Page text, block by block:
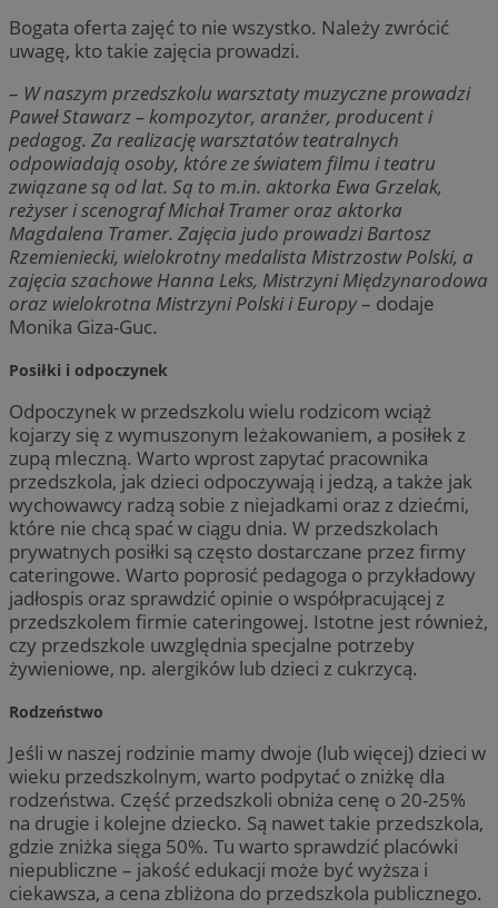
Bogata oferta zajęć to nie wszystko. Należy zwrócić
uwagę, kto takie zajęcia prowadzi.
– W naszym przedszkolu warsztaty muzyczne prowadzi
Paweł Stawarz – kompozytor, aranżer, producent i
pedagog. Za realizację warsztatów teatralnych
odpowiadają osoby, które ze światem filmu i teatru
związane są od lat. Są to m.in. aktorka Ewa Grzelak,
reżyser i scenograf Michał Tramer oraz aktorka
Magdalena Tramer. Zajęcia judo prowadzi Bartosz
Rzemieniecki, wielokrotny medalista Mistrzostw Polski, a
zajęcia szachowe Hanna Leks, Mistrzyni Międzynarodowa
oraz wielokrotna Mistrzyni Polski i Europy– dodaje
Monika Giza-Guc.
Posiłki i odpoczynek
Odpoczynek w przedszkolu wielu rodzicom wciąż
kojarzy się z wymuszonym leżakowaniem, a posiłek z
zupą mleczną. Warto wprost zapytać pracownika
przedszkola, jak dzieci odpoczywają i jedzą, a także jak
wychowawcy radzą sobie z niejadkami oraz z dziećmi,
które nie chcą spać w ciągu dnia. W przedszkolach
prywatnych posiłki są często dostarczane przez firmy
cateringowe. Warto poprosić pedagoga o przykładowy
jadłospis oraz sprawdzić opinie o współpracującej z
przedszkolem firmie cateringowej. Istotne jest również,
czy przedszkole uwzględnia specjalne potrzeby
żywieniowe, np. alergików lub dzieci z cukrzycą.
Rodzeństwo
Jeśli w naszej rodzinie mamy dwoje (lub więcej) dzieci w
wieku przedszkolnym, warto podpytać o zniżkę dla
rodzeństwa. Część przedszkoli obniża cenę o 20-25%
na drugie i kolejne dziecko. Są nawet takie przedszkola,
gdzie zniżka sięga 50%. Tu warto sprawdzić placówki
niepubliczne – jakość edukacji może być wyższa i
ciekawsza, a cena zbliżona do przedszkola publicznego.